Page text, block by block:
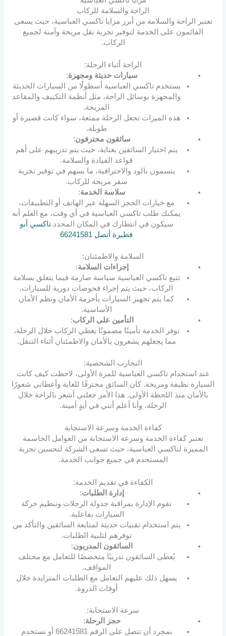
الراحة والسلامة للركاب
تعتبر الراحة والسلامة من أبرز مزايا تاكسي العباسية، حيث يسعى
القائمون على الخدمة لتوفير تجربة نقل مريحة وآمنة لجميع
الركاب.
الراحة أثناء الرحلة:
سيارات حديثة ومجهزة:
يستخدم تاكسي العباسية أسطولًا من السيارات الحديثة
والمجهزة بوسائل الراحة، مثل أنظمة التكييف والمقاعد
المريحة.
هذه الميزات تجعل الرحلة ممتعة، سواء كانت قصيرة أو
طويلة.
سائقون محترفون:
يتم اختيار السائقين بعناية، حيث يتم تدريبهم على أهم
قواعد القيادة والسلامة.
يتسمون بالود والاحترافية، ما يسهم في توفير تجربة
سفر مريحة للركاب.
سلاسة الخدمة:
مع خيارات الحجز السهلة عبر الهاتف أو التطبيقات،
يمكنك طلب تاكسي العباسية في أي وقت، مع العلم أنه
سيكون في انتظارك في المكان المحدد.تاكسي أبو
فطيرة أتصل 66241581
السلامة والاطمئنان:
إجراءات السلامة:
تتبع تاكسي العباسية سياسة صارمة فيما يتعلق بسلامة
الركاب، حيث يتم إجراء فحوصات دورية للسيارات.
كما يتم تجهيز السيارات بأحزمة الأمان ونظم الأمان
الأساسية.
التأمين على الركاب:
توفر الخدمة تأمينًا مضمونًا يغطي الركاب خلال الرحلة،
مما يجعلهم يشعرون بالأمان والاطمئنان أثناء التنقل.
التجارب الشخصية:
عند استخدام تاكسي العباسية للمرة الأولى، لاحظت كيف كانت
السيارة نظيفة ومريحة. كان السائق محترفًا للغاية وأعطاني شعورًا
بالأمان منذ اللحظة الأولى. هذا الأمر جعلني أشعر بالراحة خلال
الرحلة، وأنا أعلم أنني في أيدٍ أمينة.
كفاءة الخدمة وسرعة الاستجابة
تعتبر كفاءة الخدمة وسرعة الاستجابة من العوامل الحاسمة
المميزة لتاكسي العباسية، حيث تسعى الشركة لتحسين تجربة
المستخدم في جميع جوانب الخدمة.
الكفاءة في تقديم الخدمة:
إدارة الطلبات:
تقوم الإدارة بمراقبة جدولة الرحلات وتنظيم حركة
السيارات بفاعلية.
يتم استخدام تقنيات حديثة لمتابعة السائقين والتأكد من
توفرهم لتلبية الطلبات.
السائقون المدربون:
يُعطى السائقون تدريبًا متخصصًا للتعامل مع مختلف
المواقف.
يسهل ذلك عليهم التعامل مع الطلبات المتزايدة خلال
أوقات الذروة.
سرعة الاستجابة:
حجز الرحلة:
بمجرد أن تتصل على الرقم 66241581 أو تستخدم